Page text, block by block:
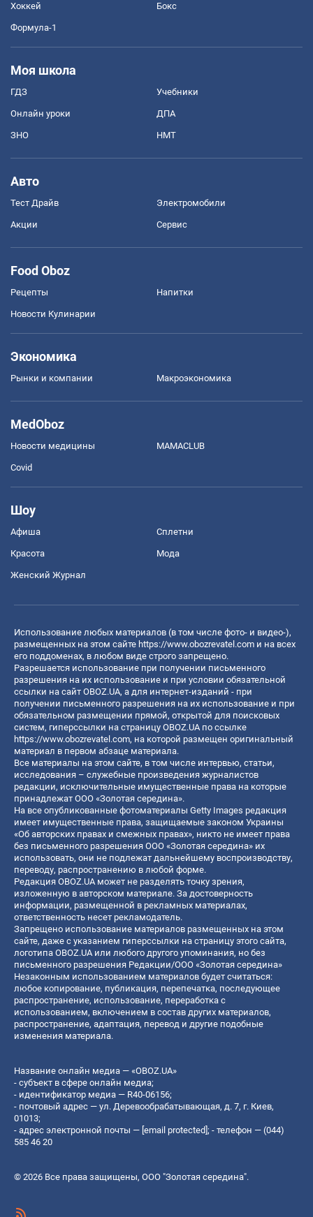
Хоккей Бокс
Формула-1
Моя школа
ГДЗ Учебники
Онлайн уроки ДПА
ЗНО НМТ
Авто
Тест Драйв Электромобили
Акции Сервис
Food Oboz
Рецепты Напитки
Новости Кулинарии
Экономика
Рынки и компании Mакроэкономика
MedOboz
Новости медицины MAMACLUB
Covid
Шоу
Афиша Сплетни
Красота Мода
Женский Журнал
Использование любых материалов (в том числе фото- и видео-),
размещенных на этом сайте https://www.obozrevatel.com и на всех
его поддоменах, в любом виде строго запрещено.
Разрешается использование при получении письменного
разрешения на их использование и при условии обязательной
ссылки на сайт OBOZ.UA, а для интернет-изданий - при
получении письменного разрешения на их использование и при
обязательном размещении прямой, открытой для поисковых
систем, гиперссылки на страницу OBOZ.UA по ссылке
https://www.obozrevatel.com, на которой размещен оригинальный
материал в первом абзаце материала.
Все материалы на этом сайте, в том числе интервью, статьи,
исследования – служебные произведения журналистов
редакции, исключительные имущественные права на которые
принадлежат ООО «Золотая середина».
На все опубликованные фотоматериалы Getty Images редакция
имеет имущественные права, защищаемые законом Украины
«Об авторских правах и смежных правах», никто не имеет права
без письменного разрешения ООО «Золотая середина» их
использовать, они не подлежат дальнейшему воспроизводству,
переводу, распространению в любой форме.
Редакция OBOZ.UA может не разделять точку зрения,
изложенную в авторском материале. За достоверность
информации, размещенной в рекламных материалах,
ответственность несет рекламодатель.
Запрещено использование материалов размещенных на этом
сайте, даже с указанием гиперссылки на страницу этого сайта,
логотипа OBOZ.UA или любого другого упоминания, но без
письменного разрешения Редакции/ООО «Золотая середина»
Незаконным использованием материалов будет считаться:
любое копирование, публикация, перепечатка, последующее
распространение, использование, переработка с
использованием, включением в состав других материалов,
распространение, адаптация, перевод и другие подобные
изменения материала.
Название онлайн медиа — «OBOZ.UA»
- субъект в сфере онлайн медиа;
- идентификатор медиа — R40-06156;
- почтовый адрес — ул. Деревообрабатывающая, д. 7, г. Киев,
01013;
- адрес электронной почты — [email protected] ; - телефон — (044)
585 46 20
© 2026 Все права защищены, ООО "Золотая середина".